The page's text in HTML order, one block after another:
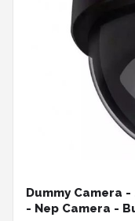
Dummy Camera
- Nep Camera -